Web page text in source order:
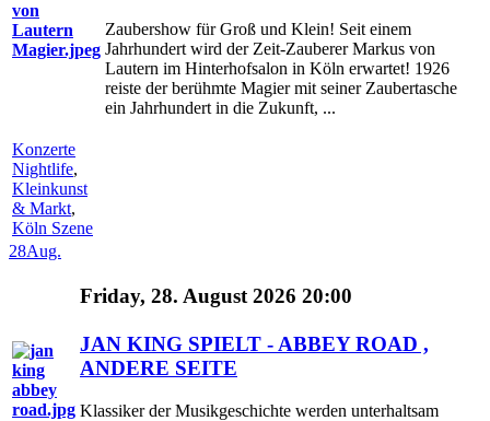
Zaubershow für Groß und Klein! Seit einem
Jahrhundert wird der Zeit-Zauberer Markus von
Lautern im Hinterhofsalon in Köln erwartet! 1926
reiste der berühmte Magier mit seiner Zaubertasche
ein Jahrhundert in die Zukunft, ...
Konzerte
Nightlife,
Kleinkunst
& Markt,
Köln Szene
28Aug.
Friday, 28. August 2026 20:00
JAN KING SPIELT - ABBEY ROAD ,
ANDERE SEITE
Klassiker der Musikgeschichte werden unterhaltsam